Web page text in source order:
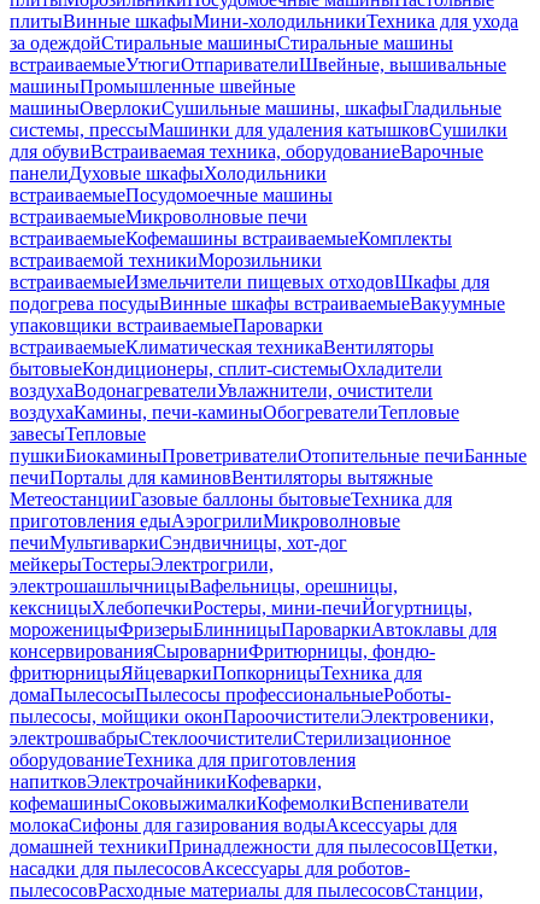
плитыВинные шкафыМини-холодильникиТехника для ухода
за одеждойСтиральные машиныСтиральные машины
встраиваемыеУтюгиОтпаривателиШвейные, вышивальные
машиныПромышленные швейные
машиныОверлокиСушильные машины, шкафыГладильные
системы, прессыМашинки для удаления катышковСушилки
для обувиВстраиваемая техника, оборудованиеВарочные
панелиДуховые шкафыХолодильники
встраиваемыеПосудомоечные машины
встраиваемыеМикроволновые печи
встраиваемыеКофемашины встраиваемыеКомплекты
встраиваемой техникиМорозильники
встраиваемыеИзмельчители пищевых отходовШкафы для
подогрева посудыВинные шкафы встраиваемыеВакуумные
упаковщики встраиваемыеПароварки
встраиваемыеКлиматическая техникаВентиляторы
бытовыеКондиционеры, сплит-системыОхладители
воздухаВодонагревателиУвлажнители, очистители
воздухаКамины, печи-каминыОбогревателиТепловые
завесыТепловые
пушкиБиокаминыПроветривателиОтопительные печиБанные
печиПорталы для каминовВентиляторы вытяжные
МетеостанцииГазовые баллоны бытовыеТехника для
приготовления едыАэрогрилиМикроволновые
печиМультиваркиСэндвичницы, хот-дог
мейкерыТостерыЭлектрогрили,
электрошашлычницыВафельницы, орешницы,
кексницыХлебопечкиРостеры, мини-печиЙогуртницы,
мороженицыФризерыБлинницыПароваркиАвтоклавы для
консервированияСыроварниФритюрницы, фондю-
фритюрницыЯйцеваркиПопкорницыТехника для
домаПылесосыПылесосы профессиональныеРоботы-
пылесосы, мойщики оконПароочистителиЭлектровеники,
электрошвабрыСтеклоочистителиСтерилизационное
оборудованиеТехника для приготовления
напитковЭлектрочайникиКофеварки,
кофемашиныСоковыжималкиКофемолкиВспениватели
молокаСифоны для газирования водыАксессуары для
домашней техникиПринадлежности для пылесосовЩетки,
насадки для пылесосовАксессуары для роботов-
пылесосовРасходные материалы для пылесосовСтанции,